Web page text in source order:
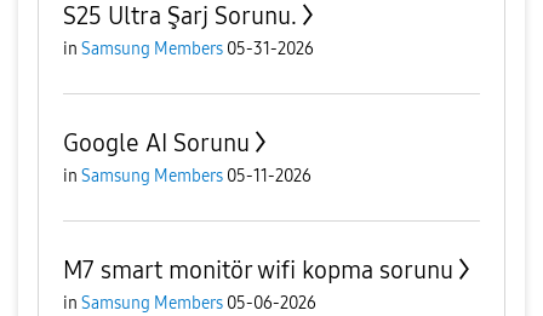
S25 Ultra Şarj Sorunu.
in Samsung Members 05-31-2026
Google AI Sorunu
in Samsung Members 05-11-2026
M7 smart monitör wifi kopma sorunu
in Samsung Members 05-06-2026